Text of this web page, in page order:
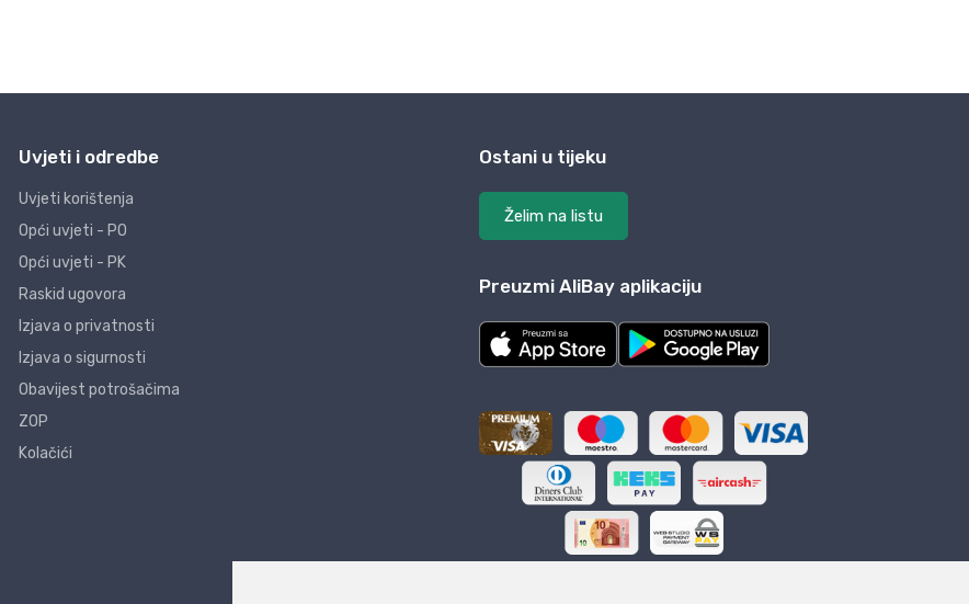
Uvjeti i odredbe
Uvjeti korištenja
Opći uvjeti - PO
Opći uvjeti - PK
Raskid ugovora
Izjava o privatnosti
Izjava o sigurnosti
Obavijest potrošačima
ZOP
Kolačići
Ostani u tijeku
Želim na listu
Preuzmi AliBay aplikaciju